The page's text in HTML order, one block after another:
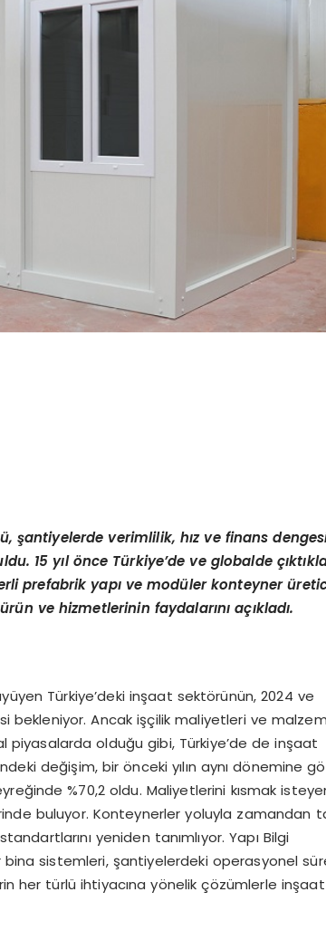
şantiyelerde verimlilik, hız ve finans
15 yıl önce Türkiye’de ve globalde
prefabrik yapı ve modüler konteyner
ve hizmetlerinin faydalarını açıkladı.
Türkiye’deki inşaat sektörünün, 2024 ve
Ancak işçilik maliyetleri ve
piyasalarda olduğu gibi, Türkiye’de de inşaat
değişim, bir önceki yılın aynı dönemine
%70,2 oldu. Maliyetlerini kısmak
buluyor. Konteynerler yoluyla zamandan
yeniden tanımlıyor. Yapı Bilgi
bina sistemleri, şantiyelerdeki operasyonel
her türlü ihtiyacına yönelik çözümlerle inşaat